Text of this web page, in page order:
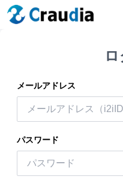
メールアドレス
パスワード